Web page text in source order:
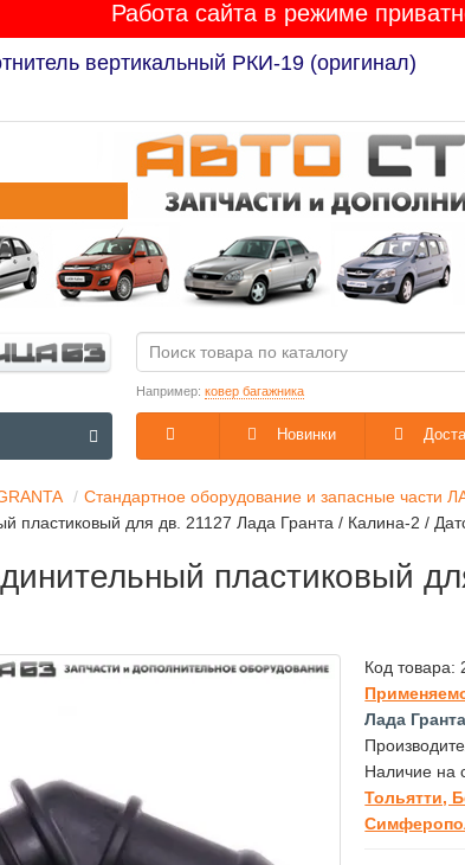
Работа сайта в режиме
вертикальный РКИ-19 (оригинал)
Например: ковер багажника
Новинки
Стандартное оборудование и запасные части
пластиковый для дв. 21127 Лада Гранта / Калина-2 /
пластиковый
Код товара:
Лада
Наличие на
Тольятти,